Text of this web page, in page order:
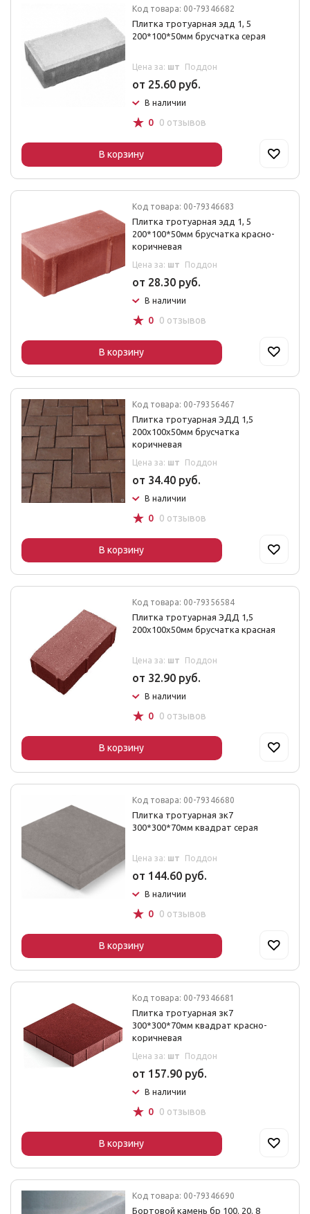
Код товара: 00-79346682
Плитка тротуарная эдд 1, 5
200*100*50мм брусчатка серая
Цена за: шт Поддон
от 25.60 руб.
В наличии
☆ 0 0 отзывов
В корзину
Код товара: 00-79346683
Плитка тротуарная эдд 1, 5
200*100*50мм брусчатка красно-
коричневая
Цена за: шт Поддон
от 28.30 руб.
В наличии
☆ 0 0 отзывов
В корзину
Код товара: 00-79356467
Плитка тротуарная ЭДД 1,5
200х100х50мм брусчатка
коричневая
Цена за: шт Поддон
от 34.40 руб.
В наличии
☆ 0 0 отзывов
В корзину
Код товара: 00-79356584
Плитка тротуарная ЭДД 1,5
200х100х50мм брусчатка красная
Цена за: шт Поддон
от 32.90 руб.
В наличии
☆ 0 0 отзывов
В корзину
Код товара: 00-79346680
Плитка тротуарная зк7
300*300*70мм квадрат серая
Цена за: шт Поддон
от 144.60 руб.
В наличии
☆ 0 0 отзывов
В корзину
Код товара: 00-79346681
Плитка тротуарная зк7
300*300*70мм квадрат красно-
коричневая
Цена за: шт Поддон
от 157.90 руб.
В наличии
☆ 0 0 отзывов
В корзину
Код товара: 00-79346690
Бортовой камень бр 100. 20. 8